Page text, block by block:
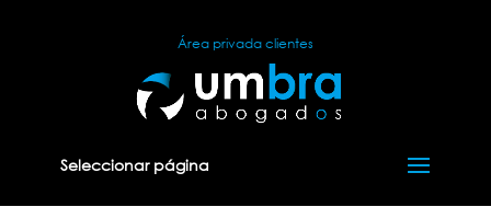
Área privada clientes
Seleccionar página